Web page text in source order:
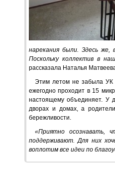
нарекания были. Здесь
Поскольку коллектив в
рассказала Наталья
Этим летом не забыла УК
ежегодно проходит в 15
настоящему объединяет. У
дворах и домах, а
бережливости.
«Приятно осознавать,
поддерживают. Для них
воплотим все идеи по